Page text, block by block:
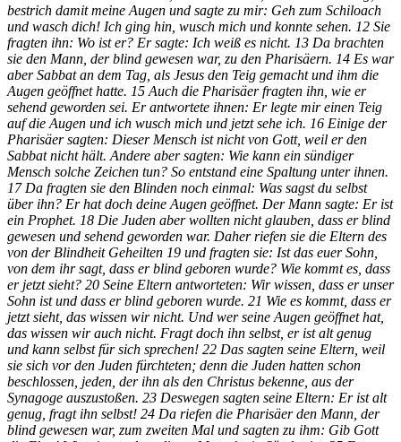
bestrich damit meine Augen und sagte zu mir: Geh zum Schiloach
und wasch dich! Ich ging hin, wusch mich und konnte sehen. 12 Sie
fragten ihn: Wo ist er? Er sagte: Ich weiß es nicht. 13 Da brachten
sie den Mann, der blind gewesen war, zu den Pharisäern. 14 Es war
aber Sabbat an dem Tag, als Jesus den Teig gemacht und ihm die
Augen geöffnet hatte. 15 Auch die Pharisäer fragten ihn, wie er
sehend geworden sei. Er antwortete ihnen: Er legte mir einen Teig
auf die Augen und ich wusch mich und jetzt sehe ich. 16 Einige der
Pharisäer sagten: Dieser Mensch ist nicht von Gott, weil er den
Sabbat nicht hält. Andere aber sagten: Wie kann ein sündiger
Mensch solche Zeichen tun? So entstand eine Spaltung unter ihnen.
17 Da fragten sie den Blinden noch einmal: Was sagst du selbst
über ihn? Er hat doch deine Augen geöffnet. Der Mann sagte: Er ist
ein Prophet. 18 Die Juden aber wollten nicht glauben, dass er blind
gewesen und sehend geworden war. Daher riefen sie die Eltern des
von der Blindheit Geheilten 19 und fragten sie: Ist das euer Sohn,
von dem ihr sagt, dass er blind geboren wurde? Wie kommt es, dass
er jetzt sieht? 20 Seine Eltern antworteten: Wir wissen, dass er unser
Sohn ist und dass er blind geboren wurde. 21 Wie es kommt, dass er
jetzt sieht, das wissen wir nicht. Und wer seine Augen geöffnet hat,
das wissen wir auch nicht. Fragt doch ihn selbst, er ist alt genug
und kann selbst für sich sprechen! 22 Das sagten seine Eltern, weil
sie sich vor den Juden fürchteten; denn die Juden hatten schon
beschlossen, jeden, der ihn als den Christus bekenne, aus der
Synagoge auszustoßen. 23 Deswegen sagten seine Eltern: Er ist alt
genug, fragt ihn selbst! 24 Da riefen die Pharisäer den Mann, der
blind gewesen war, zum zweiten Mal und sagten zu ihm: Gib Gott